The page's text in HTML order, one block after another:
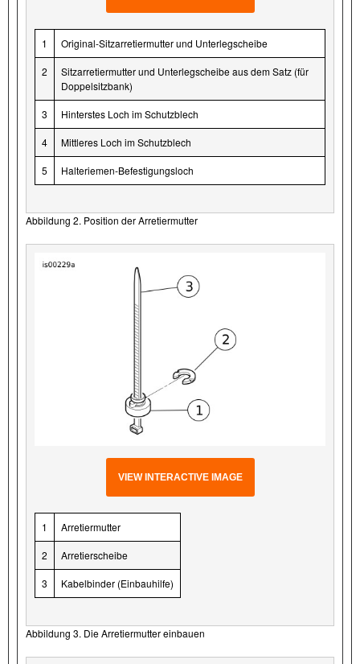
1 Original-Sitzarretiermutter und Unterlegscheibe
2
Sitzarretiermutter und Unterlegscheibe aus dem Satz (für
Doppelsitzbank)
3 Hinterstes Loch im Schutzblech
4 Mittleres Loch im Schutzblech
5 Halteriemen-Befestigungsloch
Abbildung 2. Position der Arretiermutter
VIEW INTERACTIVE IMAGE
1 Arretiermutter
2 Arretierscheibe
3 Kabelbinder (Einbauhilfe)
Abbildung 3. Die Arretiermutter einbauen